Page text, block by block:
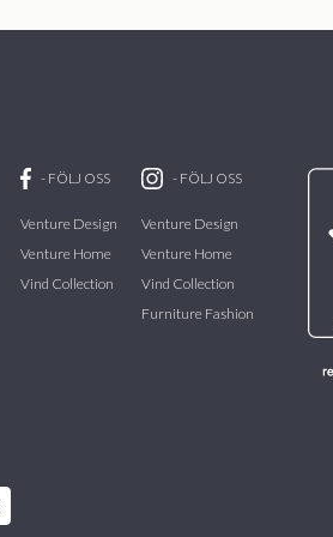
- FÖLJ OSS
Venture Design
Venture Home
Vind Collection
- FÖLJ OSS
Venture Design
Venture Home
Vind Collection
Furniture Fashion